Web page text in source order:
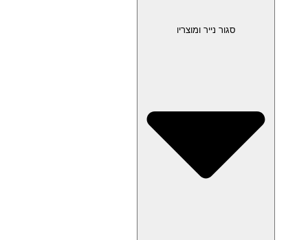
סגור נייר ומוצריו